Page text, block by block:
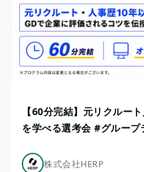
【60分完結】元リクルー
を学べる選考会 #グループ
株式会社HERP